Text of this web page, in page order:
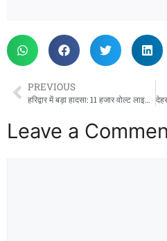
PREVIOUS
हरिद्वार में बड़ा हादसा: 11 हजार वोल्ट लाइन की चपेट में आए 5 कर्मचारी, एक की मौत
Leave a